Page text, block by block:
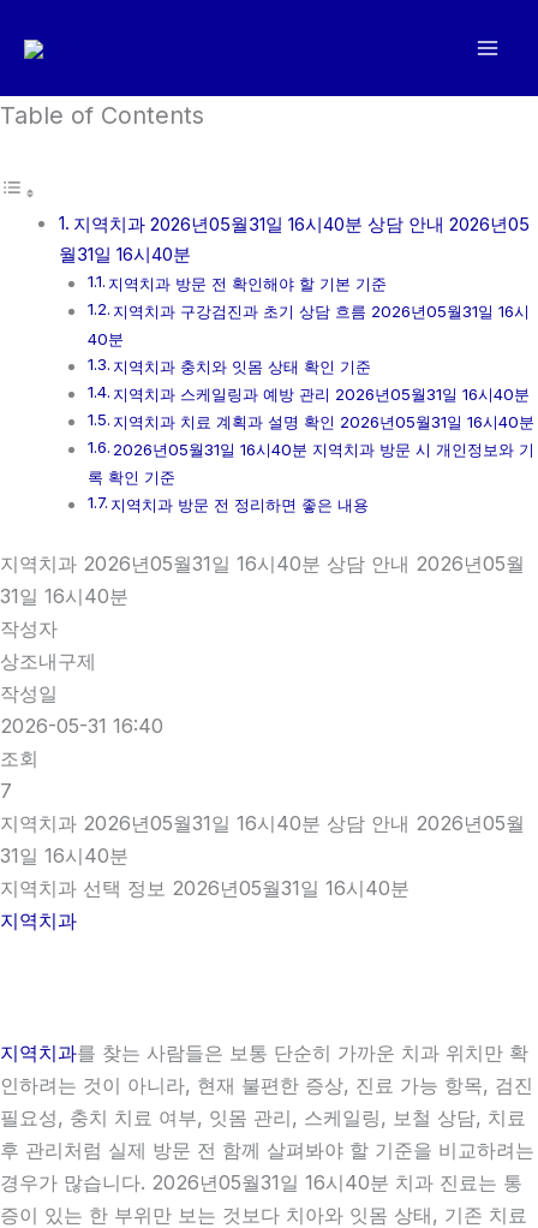
로
너
Table of Contents
지역치과 2026년05월31일 16시40분 상담 안내 2026년05
월31일 16시40분
지역치과 방문 전 확인해야 할 기본 기준
지역치과 구강검진과 초기 상담 흐름 2026년05월31일 16시
40분
지역치과 충치와 잇몸 상태 확인 기준
지역치과 스케일링과 예방 관리 2026년05월31일 16시40분
지역치과 치료 계획과 설명 확인 2026년05월31일 16시40분
2026년05월31일 16시40분 지역치과 방문 시 개인정보와 기
록 확인 기준
지역치과 방문 전 정리하면 좋은 내용
지역치과 2026년05월31일 16시40분 상담 안내 2026년05월
31일 16시40분
작성자
상조내구제
작성일
2026-05-31 16:40
조회
7
지역치과 2026년05월31일 16시40분 상담 안내 2026년05월
31일 16시40분
지역치과 선택 정보 2026년05월31일 16시40분
지역치과
지역치과를 찾는 사람들은 보통 단순히 가까운 치과 위치만 확
인하려는 것이 아니라, 현재 불편한 증상, 진료 가능 항목, 검진
필요성, 충치 치료 여부, 잇몸 관리, 스케일링, 보철 상담, 치료
후 관리처럼 실제 방문 전 함께 살펴봐야 할 기준을 비교하려는
경우가 많습니다. 2026년05월31일 16시40분 치과 진료는 통
증이 있는 한 부위만 보는 것보다 치아와 잇몸 상태, 기존 치료